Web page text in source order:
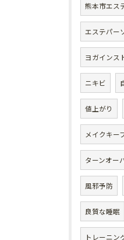
熊本市エス
エステパー
ヨガインス
ニキビ
値上がり
メイクキー
ターンオー
風邪予防
良質な睡眠
トレーニン